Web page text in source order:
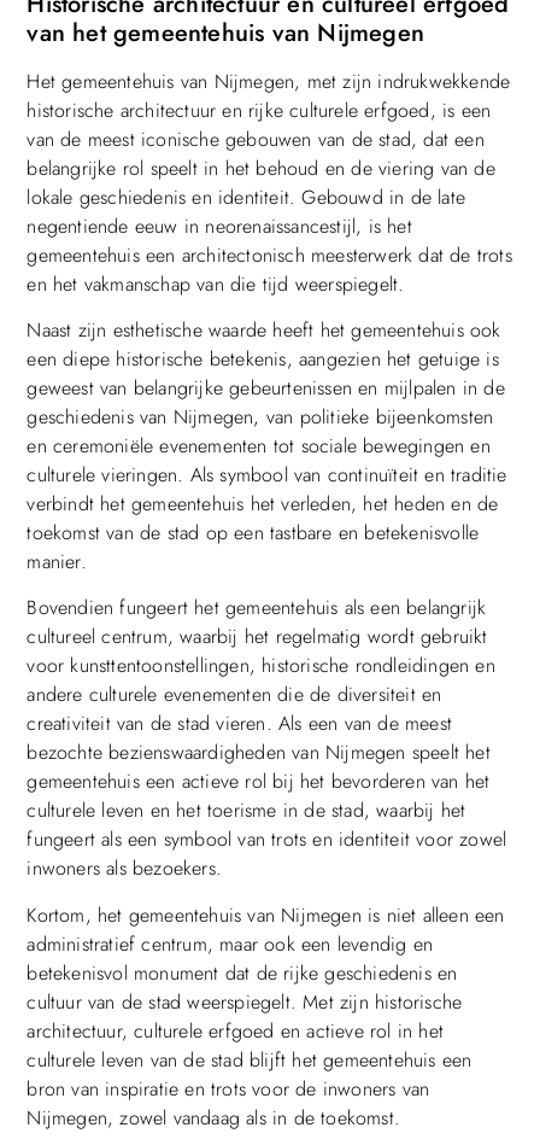
van het gemeentehuis van Nijmegen
Het gemeentehuis van Nijmegen, met zijn indrukwekkende
historische architectuur en rijke culturele erfgoed, is een
van de meest iconische gebouwen van de stad, dat een
belangrijke rol speelt in het behoud en de viering van de
lokale geschiedenis en identiteit. Gebouwd in de late
negentiende eeuw in neorenaissancestijl, is het
gemeentehuis een architectonisch meesterwerk dat de trots
en het vakmanschap van die tijd weerspiegelt.
Naast zijn esthetische waarde heeft het gemeentehuis ook
een diepe historische betekenis, aangezien het getuige is
geweest van belangrijke gebeurtenissen en mijlpalen in de
geschiedenis van Nijmegen, van politieke bijeenkomsten
en ceremoniële evenementen tot sociale bewegingen en
culturele vieringen. Als symbool van continuïteit en traditie
verbindt het gemeentehuis het verleden, het heden en de
toekomst van de stad op een tastbare en betekenisvolle
manier.
Bovendien fungeert het gemeentehuis als een belangrijk
cultureel centrum, waarbij het regelmatig wordt gebruikt
voor kunsttentoonstellingen, historische rondleidingen en
andere culturele evenementen die de diversiteit en
creativiteit van de stad vieren. Als een van de meest
bezochte bezienswaardigheden van Nijmegen speelt het
gemeentehuis een actieve rol bij het bevorderen van het
culturele leven en het toerisme in de stad, waarbij het
fungeert als een symbool van trots en identiteit voor zowel
inwoners als bezoekers.
Kortom, het gemeentehuis van Nijmegen is niet alleen een
administratief centrum, maar ook een levendig en
betekenisvol monument dat de rijke geschiedenis en
cultuur van de stad weerspiegelt. Met zijn historische
architectuur, culturele erfgoed en actieve rol in het
culturele leven van de stad blijft het gemeentehuis een
bron van inspiratie en trots voor de inwoners van
Nijmegen, zowel vandaag als in de toekomst.